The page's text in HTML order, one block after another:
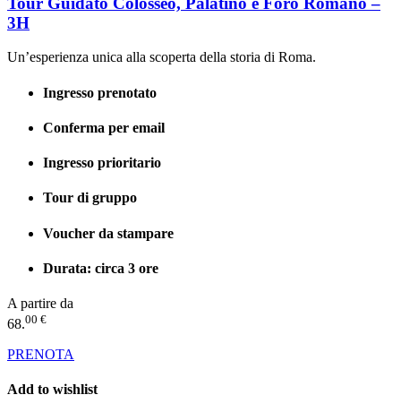
3H
Un’esperienza unica alla scoperta della storia di Roma.
Ingresso prenotato
Conferma per email
Ingresso prioritario
Tour di gruppo
Voucher da stampare
Durata: circa 3 ore
A partire da
68.00 €
PRENOTA
Add to wishlist